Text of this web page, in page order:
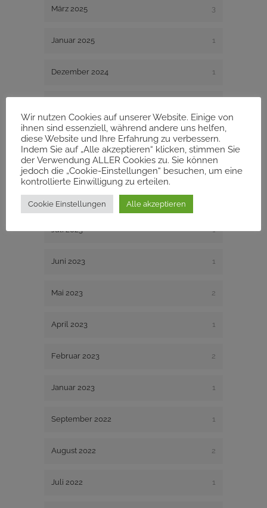
März 2025 3
Januar 2025 1
Dezember 2024 1
Dezember 2023
November 2023
Juli 2023 1
Juni 2023 1
Mai 2023 2
April 2023 1
Februar 2023 2
Januar 2023 1
September 2022 1
August 2022 2
Juli 2022 1
Wir nutzen Cookies auf unserer Website. Einige von
ihnen sind essenziell, während andere uns helfen,
diese Website und Ihre Erfahrung zu verbessern.
Indem Sie auf „Alle akzeptieren“ klicken, stimmen Sie
der Verwendung ALLER Cookies zu. Sie können
jedoch die „Cookie-Einstellungen“ besuchen, um eine
kontrollierte Einwilligung zu erteilen.
Cookie Einstellungen Alle akzeptieren